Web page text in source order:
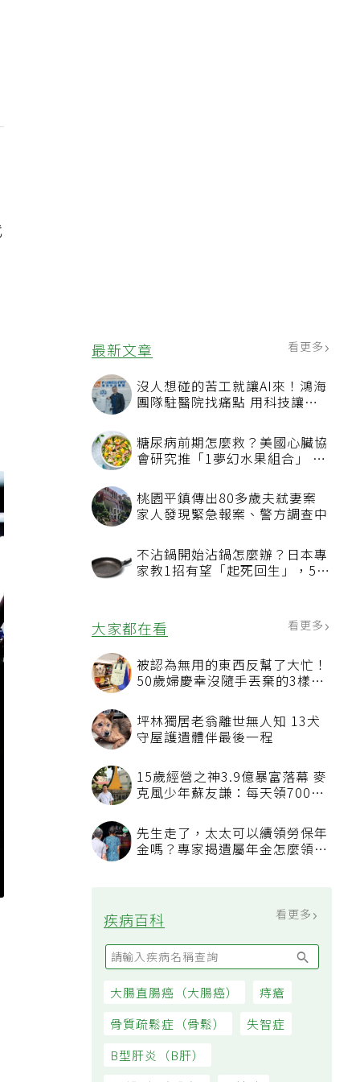
最新文章 看更多
沒人想碰的苦工就讓AI來！鴻海
團隊駐醫院找痛點 用科技讓醫
糖尿病前期怎麼救？美國心臟協
會研究推「1夢幻水果組合」 酪
桃園平鎮傳出80多歲夫弒妻案
家人發現緊急報案、警方調查中
不沾鍋開始沾鍋怎麼辦？日本專
家教1招有望「起死回生」，5情
大家都在看
被認為無用的東西反幫了大忙！
50歲婦慶幸沒隨手丟棄的3樣物
坪林獨居老翁離世無人知 13犬
守屋護遺體伴最後一程
15歲經營之神3.9億暴富落幕 麥
過日子
先生走了，太太可以續領勞保年
疾病百科